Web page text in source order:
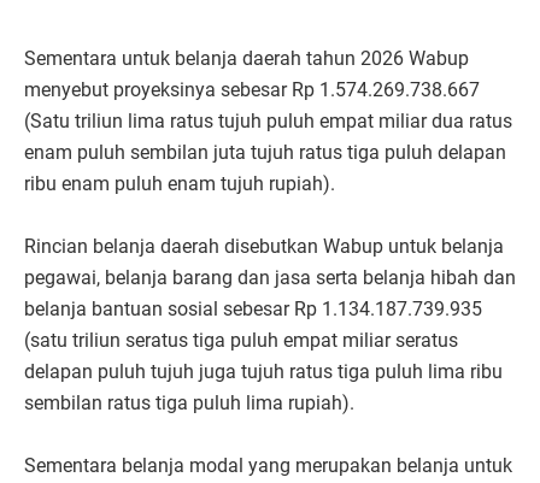
Sementara untuk belanja daerah tahun 2026 Wabup
menyebut proyeksinya sebesar Rp 1.574.269.738.667
(Satu triliun lima ratus tujuh puluh empat miliar dua ratus
enam puluh sembilan juta tujuh ratus tiga puluh delapan
ribu enam puluh enam tujuh rupiah).
Rincian belanja daerah disebutkan Wabup untuk belanja
pegawai, belanja barang dan jasa serta belanja hibah dan
belanja bantuan sosial sebesar Rp 1.134.187.739.935
(satu triliun seratus tiga puluh empat miliar seratus
delapan puluh tujuh juga tujuh ratus tiga puluh lima ribu
sembilan ratus tiga puluh lima rupiah).
Sementara belanja modal yang merupakan belanja untuk